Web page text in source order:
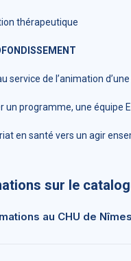
thérapeutique
service de l’animation
un programme, une équipe
en santé vers un agir
sur le
au CHU de Nîmes